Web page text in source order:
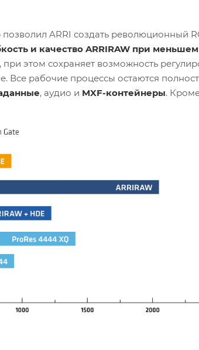
ARRI создать революционный
и качество ARRIRAW при
этом сохраняет возможность
Все рабочие процессы остаются
, аудио и MXF-контейнеры.